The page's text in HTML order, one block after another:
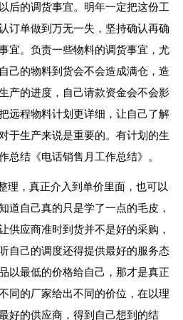
后的调货事宜。明年一定把这份工
订单做到万无一失，坚持确认再确
宜。负责一些物料的调货事宜，尤
己的物料到货会不会造成满仓，造
产的进度，自己请款资金会不会影
远程物料计划更详细，让自己了解
于生产来说是重要的。有计划的生
总结《电话销售月工作总结》。
理，真正介入到单价里面，也可以
道自己真的只是学了一点的毛皮，
供应商准时到货并不是好的采购，
自己的调度还得提供最好的服务态
以最低的价格给自己，那才是真正
同的厂家给出不同的价位，在以理
好的供应商，得到自己想到的结